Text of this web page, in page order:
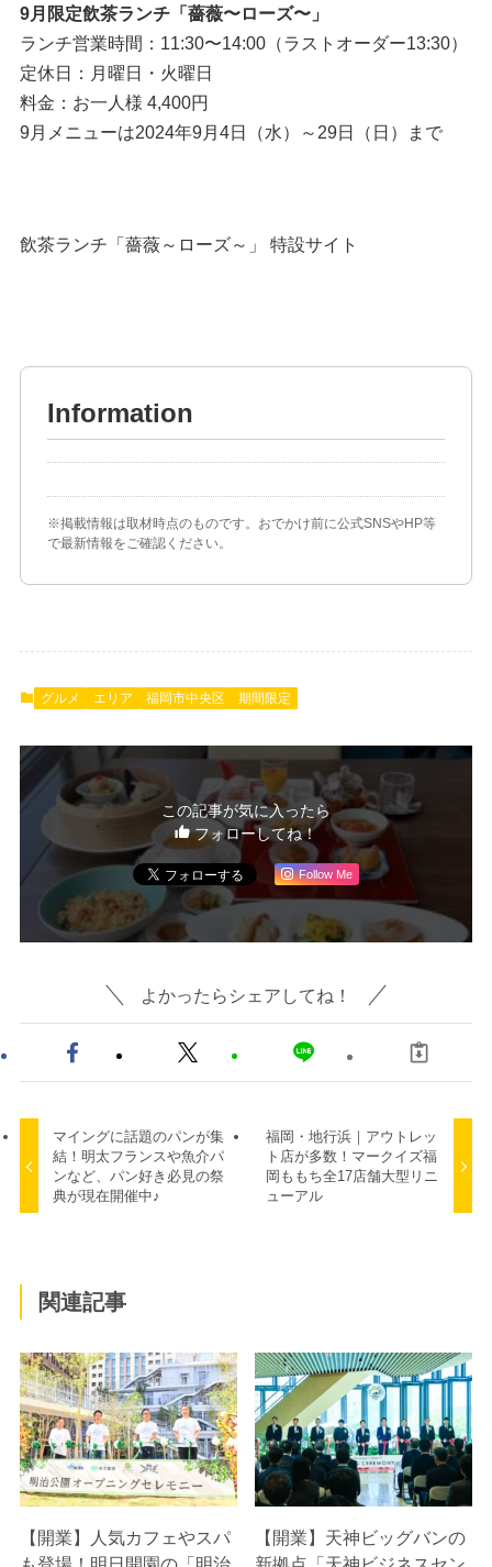
9月限定飲茶ランチ「薔薇〜ローズ〜」
ランチ営業時間：11:30〜14:00（ラストオーダー13:30）
定休日：月曜日・火曜日
料金：お一人様 4,400円
9月メニューは2024年9月4日（水）～29日（日）まで
飲茶ランチ「薔薇～ローズ～」 特設サイト
Information
※掲載情報は取材時点のものです。おでかけ前に公式SNSやHP等
で最新情報をご確認ください。
グルメ エリア 福岡市中央区 期間限定
この記事が気に入ったら
フォローしてね！
Follow Me
よかったらシェアしてね！
マイングに話題のパンが集
結！明太フランスや魚介パ
ンなど、パン好き必見の祭
典が現在開催中♪
福岡・地行浜｜アウトレッ
ト店が多数！マークイズ福
岡ももち全17店舗大型リニ
ューアル
関連記事
【開業】人気カフェやスパ
【開業】天神ビッグバンの